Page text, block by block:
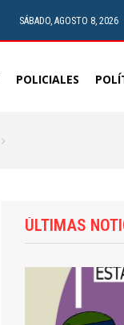
SÁBADO, AGOSTO 8, 2026
POLICIALES
ÚLTIMAS